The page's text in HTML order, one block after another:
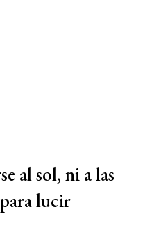
al sol, ni a las
lucir